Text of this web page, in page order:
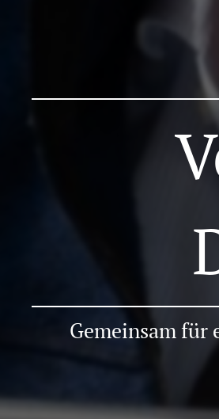
Gemeinsam für